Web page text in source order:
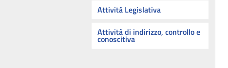
Attività Legislativa
Attività di indirizzo, controllo e
conoscitiva